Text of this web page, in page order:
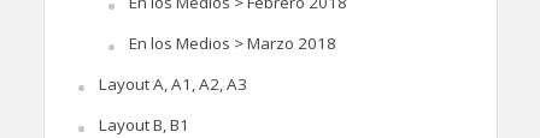
En los Medios > Marzo 2018
Layout A, A1, A2, A3
Layout B, B1